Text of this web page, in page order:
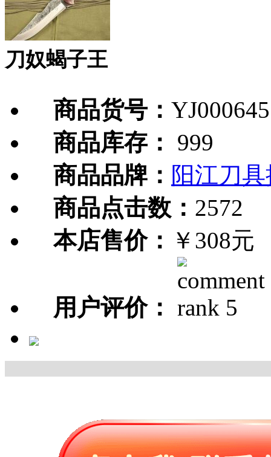
刀奴蝎子王
商品货号： YJ000645
商品库存：
999
商品品牌： 阳江刀
商品点击数： 2572
本店售价： ￥308元
用户评价：